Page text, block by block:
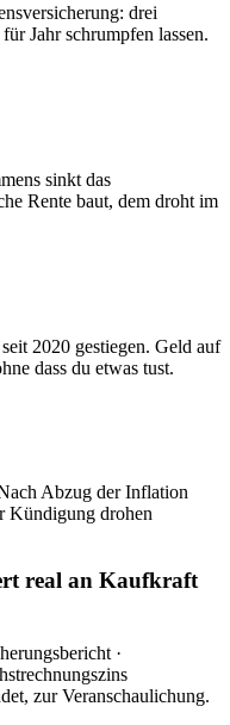
drei
Jahr schrumpfen lassen.
sinkt das
Rente baut, dem droht im
2020 gestiegen. Geld auf
dass du etwas tust.
Abzug der Inflation
Kündigung drohen
real an Kaufkraft
·
zur Veranschaulichung.